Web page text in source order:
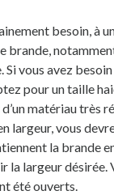
besoin, à
brande,
Si vous avez
pourun taille
matériau très
largeur, vous
la brande
la largeur désirée.
été ouverts.